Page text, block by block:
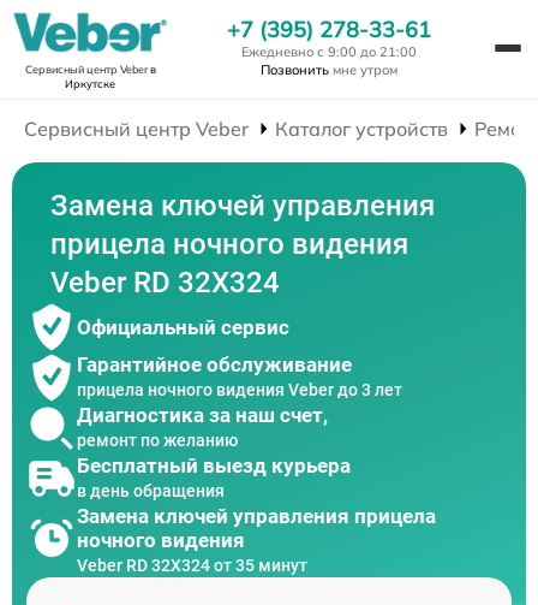
Сервисный центр Veberв
Иркутске
+7 (395) 278-33-61
Ежедневно с 9:00 до 21:00
Позвонить мне утром
Сервисный центр Veber Каталог устройств
Замена ключей управления
прицела ночного видения
Veber RD 32X324
Официальный сервис
Гарантийное обслуживание
прицела ночного видения Veber до 3 лет
Диагностика за наш счет,
ремонт по желанию
Бесплатный выезд курьера
в день обращения
Замена ключей управления прицела
ночного видения
Veber RD 32X324 от 35 минут